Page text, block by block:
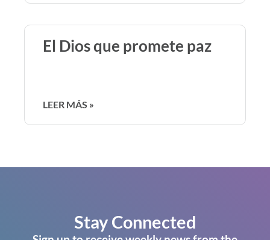
El Dios que promete paz
LEER MÁS »
Stay Connected